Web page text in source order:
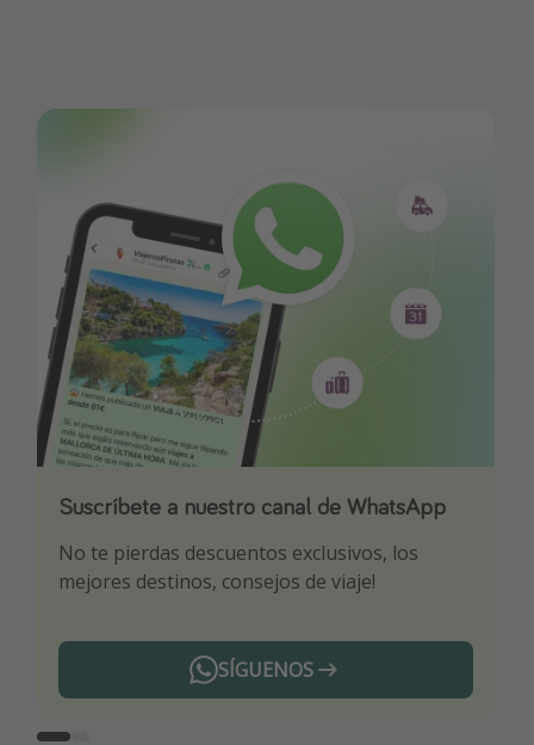
Suscríbete a nuestro canal de WhatsApp
No te pierdas descuentos exclusivos, los
mejores destinos, consejos de viaje!
SÍGUENOS
Descarga nuestra app
Sé el primero en reservar nuestros chollazos
¡Suscríbete a nuestro canal de Telegram!
¡Recibe las mejores ofertas seleccionadas para
ti por nuestros expertos en viajes
Telegram